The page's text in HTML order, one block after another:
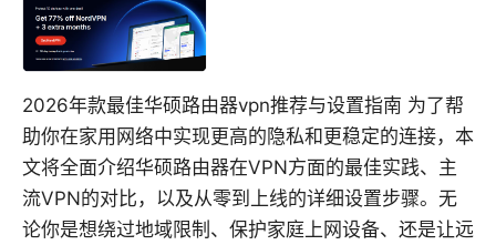
2026年款最佳华硕路由器vpn推荐与设置指南 为了帮
助你在家用网络中实现更高的隐私和更稳定的连接，本
文将全面介绍华硕路由器在VPN方面的最佳实践、主
流VPN的对比，以及从零到上线的详细设置步骤。无
论你是想绕过地域限制、保护家庭上网设备、还是让远